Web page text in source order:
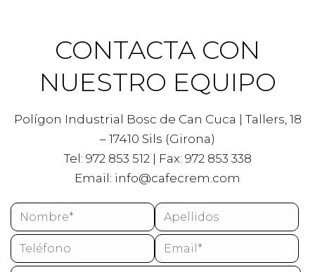
CONTACTA CON
NUESTRO EQUIPO
Polígon Industrial Bosc de Can Cuca | Tallers, 18
– 17410 Sils (Girona)
Tel: 972 853 512 | Fax: 972 853 338
Email: info@cafecrem.com